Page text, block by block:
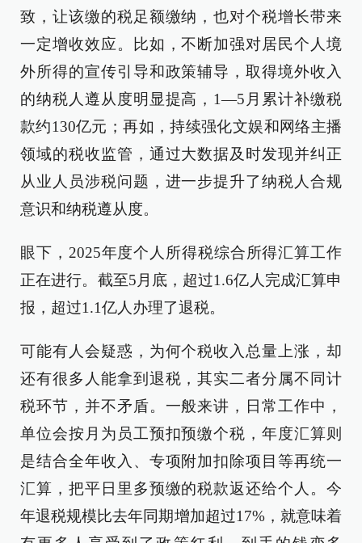
致，让该缴的税足额缴纳，也对个税增长带来
一定增收效应。比如，不断加强对居民个人境
外所得的宣传引导和政策辅导，取得境外收入
的纳税人遵从度明显提高，1—5月累计补缴税
款约130亿元；再如，持续强化文娱和网络主播
领域的税收监管，通过大数据及时发现并纠正
从业人员涉税问题，进一步提升了纳税人合规
意识和纳税遵从度。
眼下，2025年度个人所得税综合所得汇算工作
正在进行。截至5月底，超过1.6亿人完成汇算申
报，超过1.1亿人办理了退税。
可能有人会疑惑，为何个税收入总量上涨，却
还有很多人能拿到退税，其实二者分属不同计
税环节，并不矛盾。一般来讲，日常工作中，
单位会按月为员工预扣预缴个税，年度汇算则
是结合全年收入、专项附加扣除项目等再统一
汇算，把平日里多预缴的税款返还给个人。今
年退税规模比去年同期增加超过17%，就意味着